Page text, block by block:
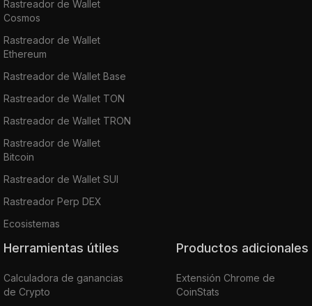
Rastreador de Wallet
Cosmos
Rastreador de Wallet
Ethereum
Rastreador de Wallet Base
Rastreador de Wallet TON
Rastreador de Wallet TRON
Rastreador de Wallet
Bitcoin
Rastreador de Wallet SUI
Rastreador Perp DEX
Ecosistemas
Herramientas útiles
Calculadora de ganancias
de Crypto
Productos adicionales
Extensión Chrome de
CoinStats